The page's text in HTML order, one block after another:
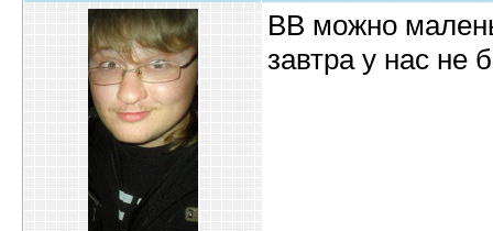
ВВ можно
завтра у нас не